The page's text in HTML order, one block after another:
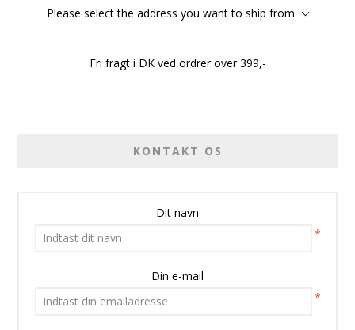
Please select the address you want to ship from
Fri fragt i DK ved ordrer over 399,-
KONTAKT OS
Dit navn
*
Din e-mail
*